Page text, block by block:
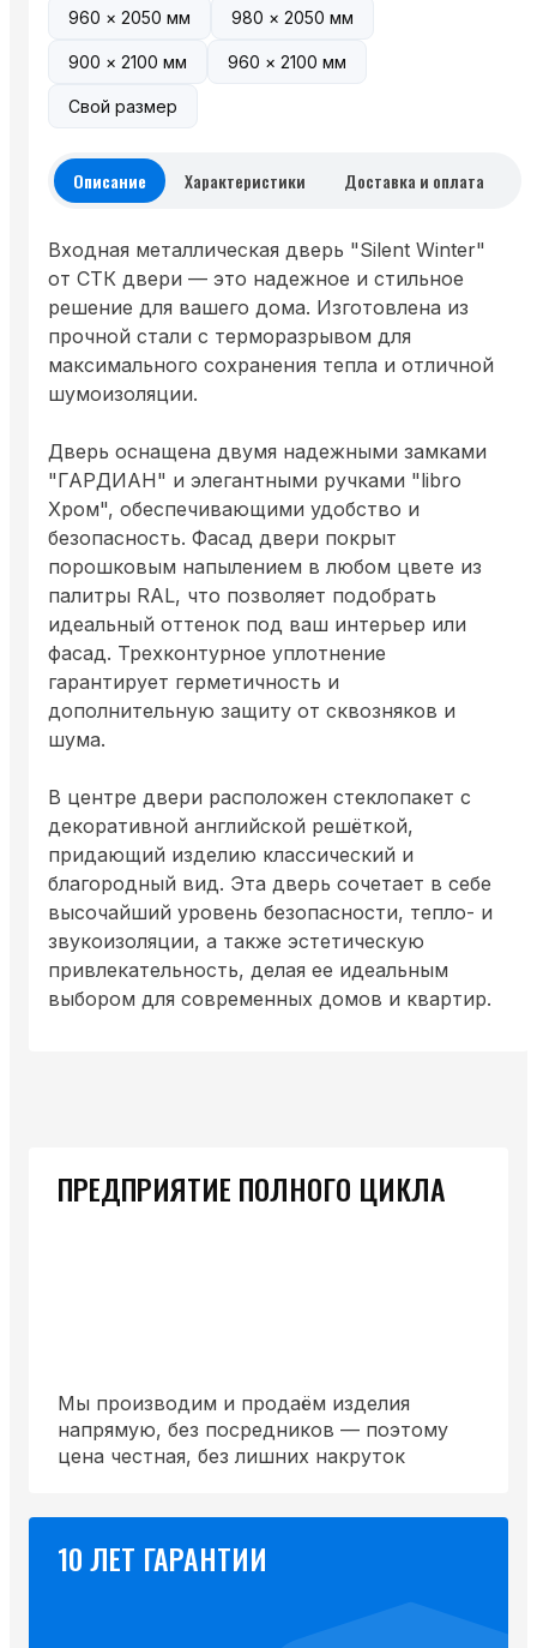
960 × 2050 мм 980 × 2050 мм
900 × 2100 мм 960 × 2100 мм
Свой размер
Описание Характеристики Доставка и оплата
Входная металлическая дверь "Silent Winter"
от СТК двери — это надежное и стильное
решение для вашего дома. Изготовлена из
прочной стали с терморазрывом для
максимального сохранения тепла и отличной
шумоизоляции.
Дверь оснащена двумя надежными замками
"ГАРДИАН" и элегантными ручками "libro
Хром", обеспечивающими удобство и
безопасность. Фасад двери покрыт
порошковым напылением в любом цвете из
палитры RAL, что позволяет подобрать
идеальный оттенок под ваш интерьер или
фасад. Трехконтурное уплотнение
гарантирует герметичность и
дополнительную защиту от сквозняков и
шума.
В центре двери расположен стеклопакет с
декоративной английской решёткой,
придающий изделию классический и
благородный вид. Эта дверь сочетает в себе
высочайший уровень безопасности, тепло- и
звукоизоляции, а также эстетическую
привлекательность, делая ее идеальным
выбором для современных домов и квартир.
ПРЕДПРИЯТИЕ ПОЛНОГО ЦИКЛА
Мы производим и продаём изделия
напрямую, без посредников — поэтому
цена честная, без лишних накруток
10 ЛЕТ ГАРАНТИИ